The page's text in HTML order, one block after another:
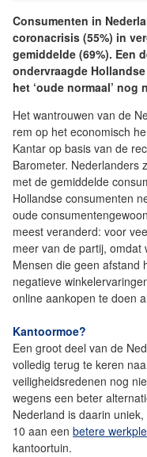
Consumenten in
coronacrisis (55%) in
gemiddelde (69%). Een
ondervraagde
het ‘oude normaal’
Het wantrouwen van de
rem op het economisch
Kantar op basis van de
Barometer. Nederlanders
met de gemiddelde
Hollandse consumenten
oude
meest veranderd: voor
meer van de partij, omdat
Mensen die geen afstand
negatieve
online aankopen te doen
Kantoormoe?
Een groot deel van de
volledig terug te keren
veiligheidsredenen nog
wegens een beter
Nederland is daarin
10 aan een betere
kantoortuin.